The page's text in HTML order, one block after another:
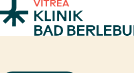
Zum Inhalt springen